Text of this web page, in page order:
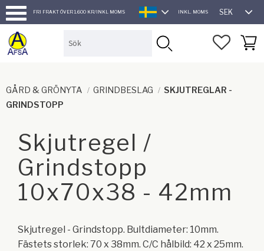
Meny
FRI FRAKT ÖVER 1.600 KR/INKL MOMS
SVENSKA
INKL. MOMS SEK
GÅRD & GRÖNYTA GRINDBESLAG
SKJUTREGLAR -
GRINDSTOPP
Skjutregel /
Grindstopp
10x70x38 - 42mm
Skjutregel - Grindstopp. Bultdiameter: 10mm.
Fästets storlek: 70 x 38mm. C/C hålbild: 42 x 25mm.